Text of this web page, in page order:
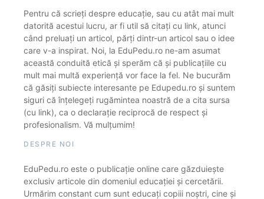
Pentru că scrieți despre educație, sau cu atât mai mult
datorită acestui lucru, ar fi util să citați cu link, atunci
când preluați un articol, părți dintr-un articol sau o idee
care v-a inspirat. Noi, la EduPedu.ro ne-am asumat
această conduită etică și sperăm că și publicațiile cu
mult mai multă experiență vor face la fel. Ne bucurăm
că găsiți subiecte interesante pe Edupedu.ro și suntem
siguri că înțelegeți rugămintea noastră de a cita sursa
(cu link), ca o declarație reciprocă de respect și
profesionalism. Vă mulțumim!
DESPRE NOI
EduPedu.ro este o publicație online care găzduiește
exclusiv articole din domeniul educației și cercetării.
Urmărim constant cum sunt educați copiii noștri, cine și